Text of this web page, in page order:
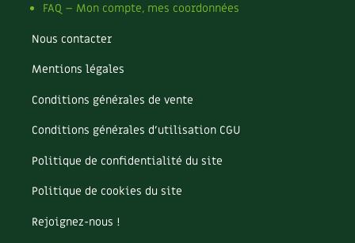
FAQ – Mon compte, mes coordonnées
Nous contacter
Mentions légales
Conditions générales de vente
Conditions générales d’utilisation CGU
Politique de confidentialité du site
Politique de cookies du site
Rejoignez-nous !